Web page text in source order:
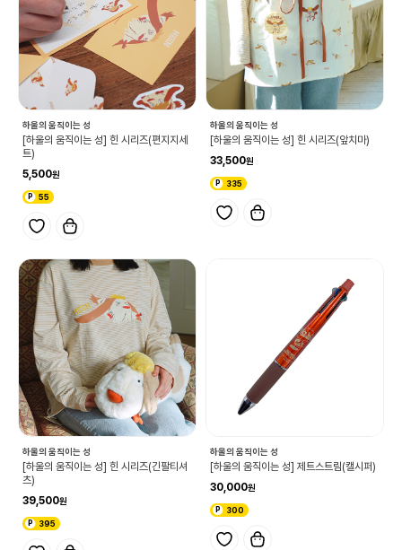
하울의 움직이는 성
[하울의 움직이는 성] 힌 시리즈(편지지세
트)
5,500
55
하울의 움직이는 성
[하울의 움직이는 성] 힌 시리즈(앞치마)
33,500
335
하울의 움직이는 성
[하울의 움직이는 성] 힌 시리즈(긴팔티셔
츠)
39,500
395
하울의 움직이는 성
[하울의 움직이는 성] 제트스트림(캘시퍼)
30,000
300